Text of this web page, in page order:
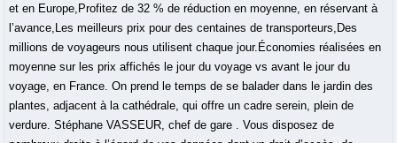
et en Europe,Profitez de 32 % de réduction en moyenne, en réservant à
l’avance,Les meilleurs prix pour des centaines de transporteurs,Des
millions de voyageurs nous utilisent chaque jour.Économies réalisées en
moyenne sur les prix affichés le jour du voyage vs avant le jour du
voyage, en France. On prend le temps de se balader dans le jardin des
plantes, adjacent à la cathédrale, qui offre un cadre serein, plein de
verdure. Stéphane VASSEUR, chef de gare . Vous disposez de